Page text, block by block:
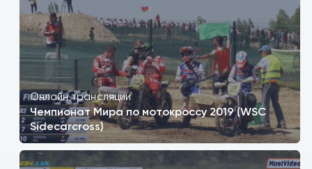
Онлайн трансляции
Чемпионат Мира по мотокроссу 2019 (WSC
Sidecarcross)